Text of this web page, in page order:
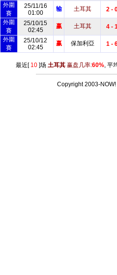
外圍
賽
25/11/16
01:00
输 土耳其 2 -
外圍
賽
25/10/15
02:45
赢 土耳其 4 -
外圍
賽
25/10/12
02:45
赢 保加利亞 1 -
最近[ 10]场 土耳其赢盘几率:60%, 平
Copyright 2003-NOW!